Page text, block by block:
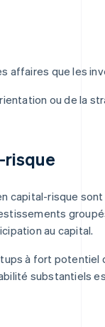
affaires que les
ou de la
risque
capital-risque
au capital.
à fort potentiel
substantiels